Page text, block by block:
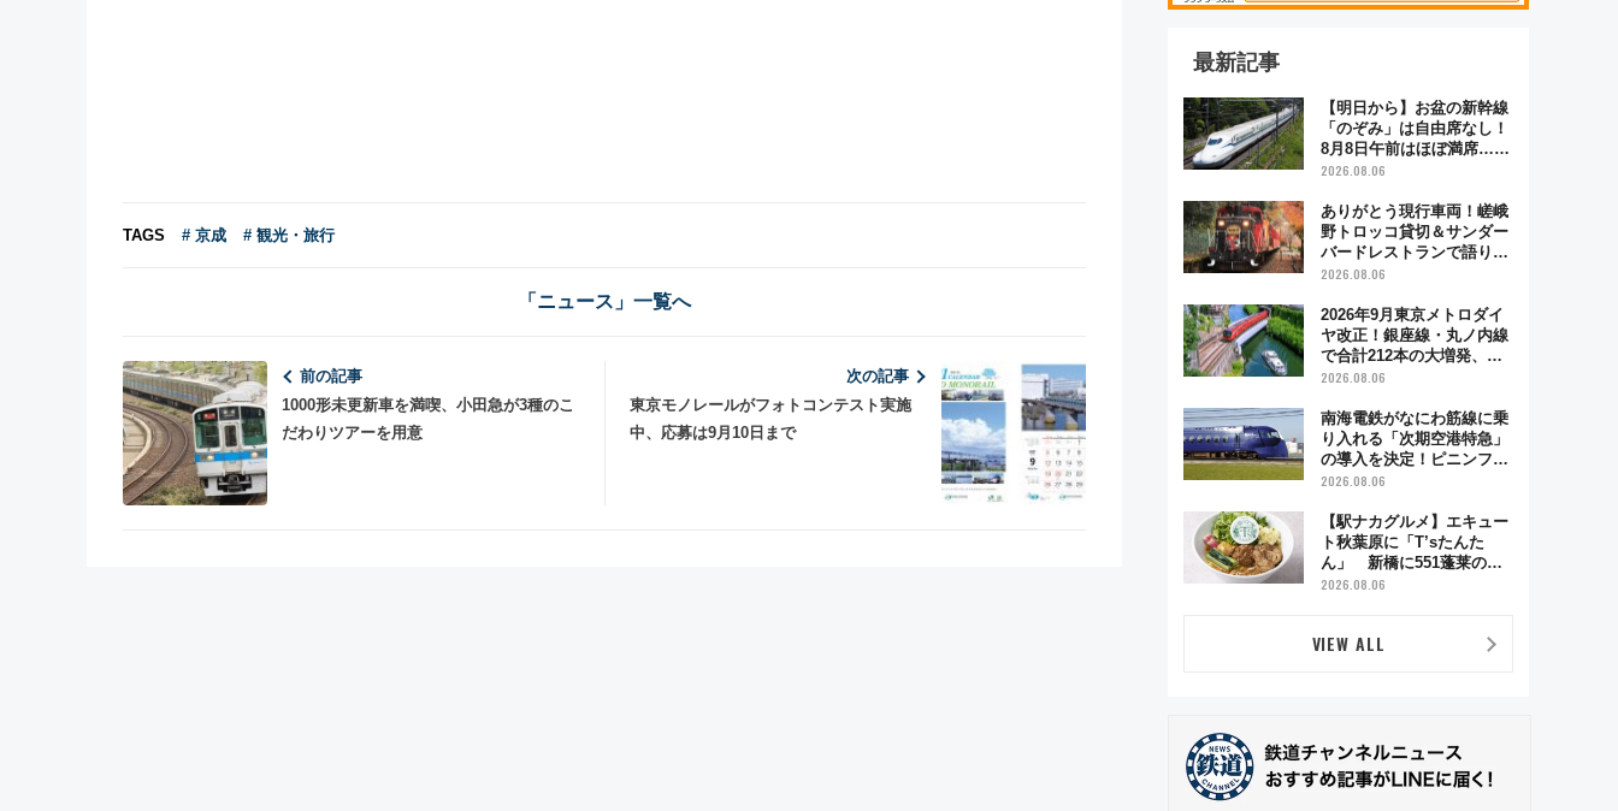
TAGS # 京成 # 観光・旅行
「ニュース」一覧へ
前の記事
1000形未更新車を満喫、小田急が3種のこ
だわりツアーを用意
次の記事
東京モノレールがフォトコンテスト実施
中、応募は9月10日まで
最新記事
【明日から】お盆の新幹線
「のぞみ」は自由席なし！
8月8日午前はほぼ満席…で
も数時間ズラせば空きが見
「空席」探しのコツ
2026.08.06
ありがとう現行車両！嵯峨
野トロッコ貸切＆サンダー
バードレストランで語り合
う秋の京都 斉藤雪乃＆福
日「京都の鉄道満喫ツア
ー」開催
2026.08.06
2026年9月東京メトロダイ
ヤ改正！銀座線・丸ノ内線
で合計212本の大増発、混
雑緩和に期待
2026.08.06
南海電鉄がなにわ筋線に乗
り入れる「次期空港特急」
の導入を決定！ピニンファ
リーナによる日本初の鉄道
2026.08.06
【駅ナカグルメ】エキュー
ト秋葉原に「T’sたんた
ん」 新橋に551蓬莱の
DNAを継ぐ「東京豚饅」、
【2026年8月】
2026.08.06
VIEW ALL